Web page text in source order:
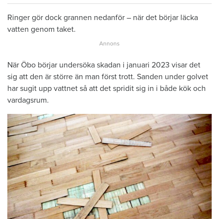
Ringer gör dock grannen nedanför – när det börjar läcka
vatten genom taket.
När Öbo börjar undersöka skadan i januari 2023 visar det
sig att den är större än man först trott. Sanden under golvet
har sugit upp vattnet så att det spridit sig in i både kök och
vardagsrum.